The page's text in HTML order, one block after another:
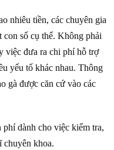
nhiêu tiền, các chuyên gia
con số cụ thể. Không phải
việc đưa ra chi phí hỗ trợ
yếu tố khác nhau. Thông
gà được căn cứ vào các
dành cho việc kiểm tra,
chuyên khoa.